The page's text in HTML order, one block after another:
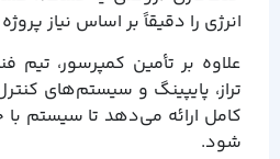
انرژی را دقیقاً بر اساس نیاز
علاوه بر تأمین کمپرسور،
تراز، پایپینگ و سیستم‌های
کامل ارائه می‌دهد تا سیستم با
شود.